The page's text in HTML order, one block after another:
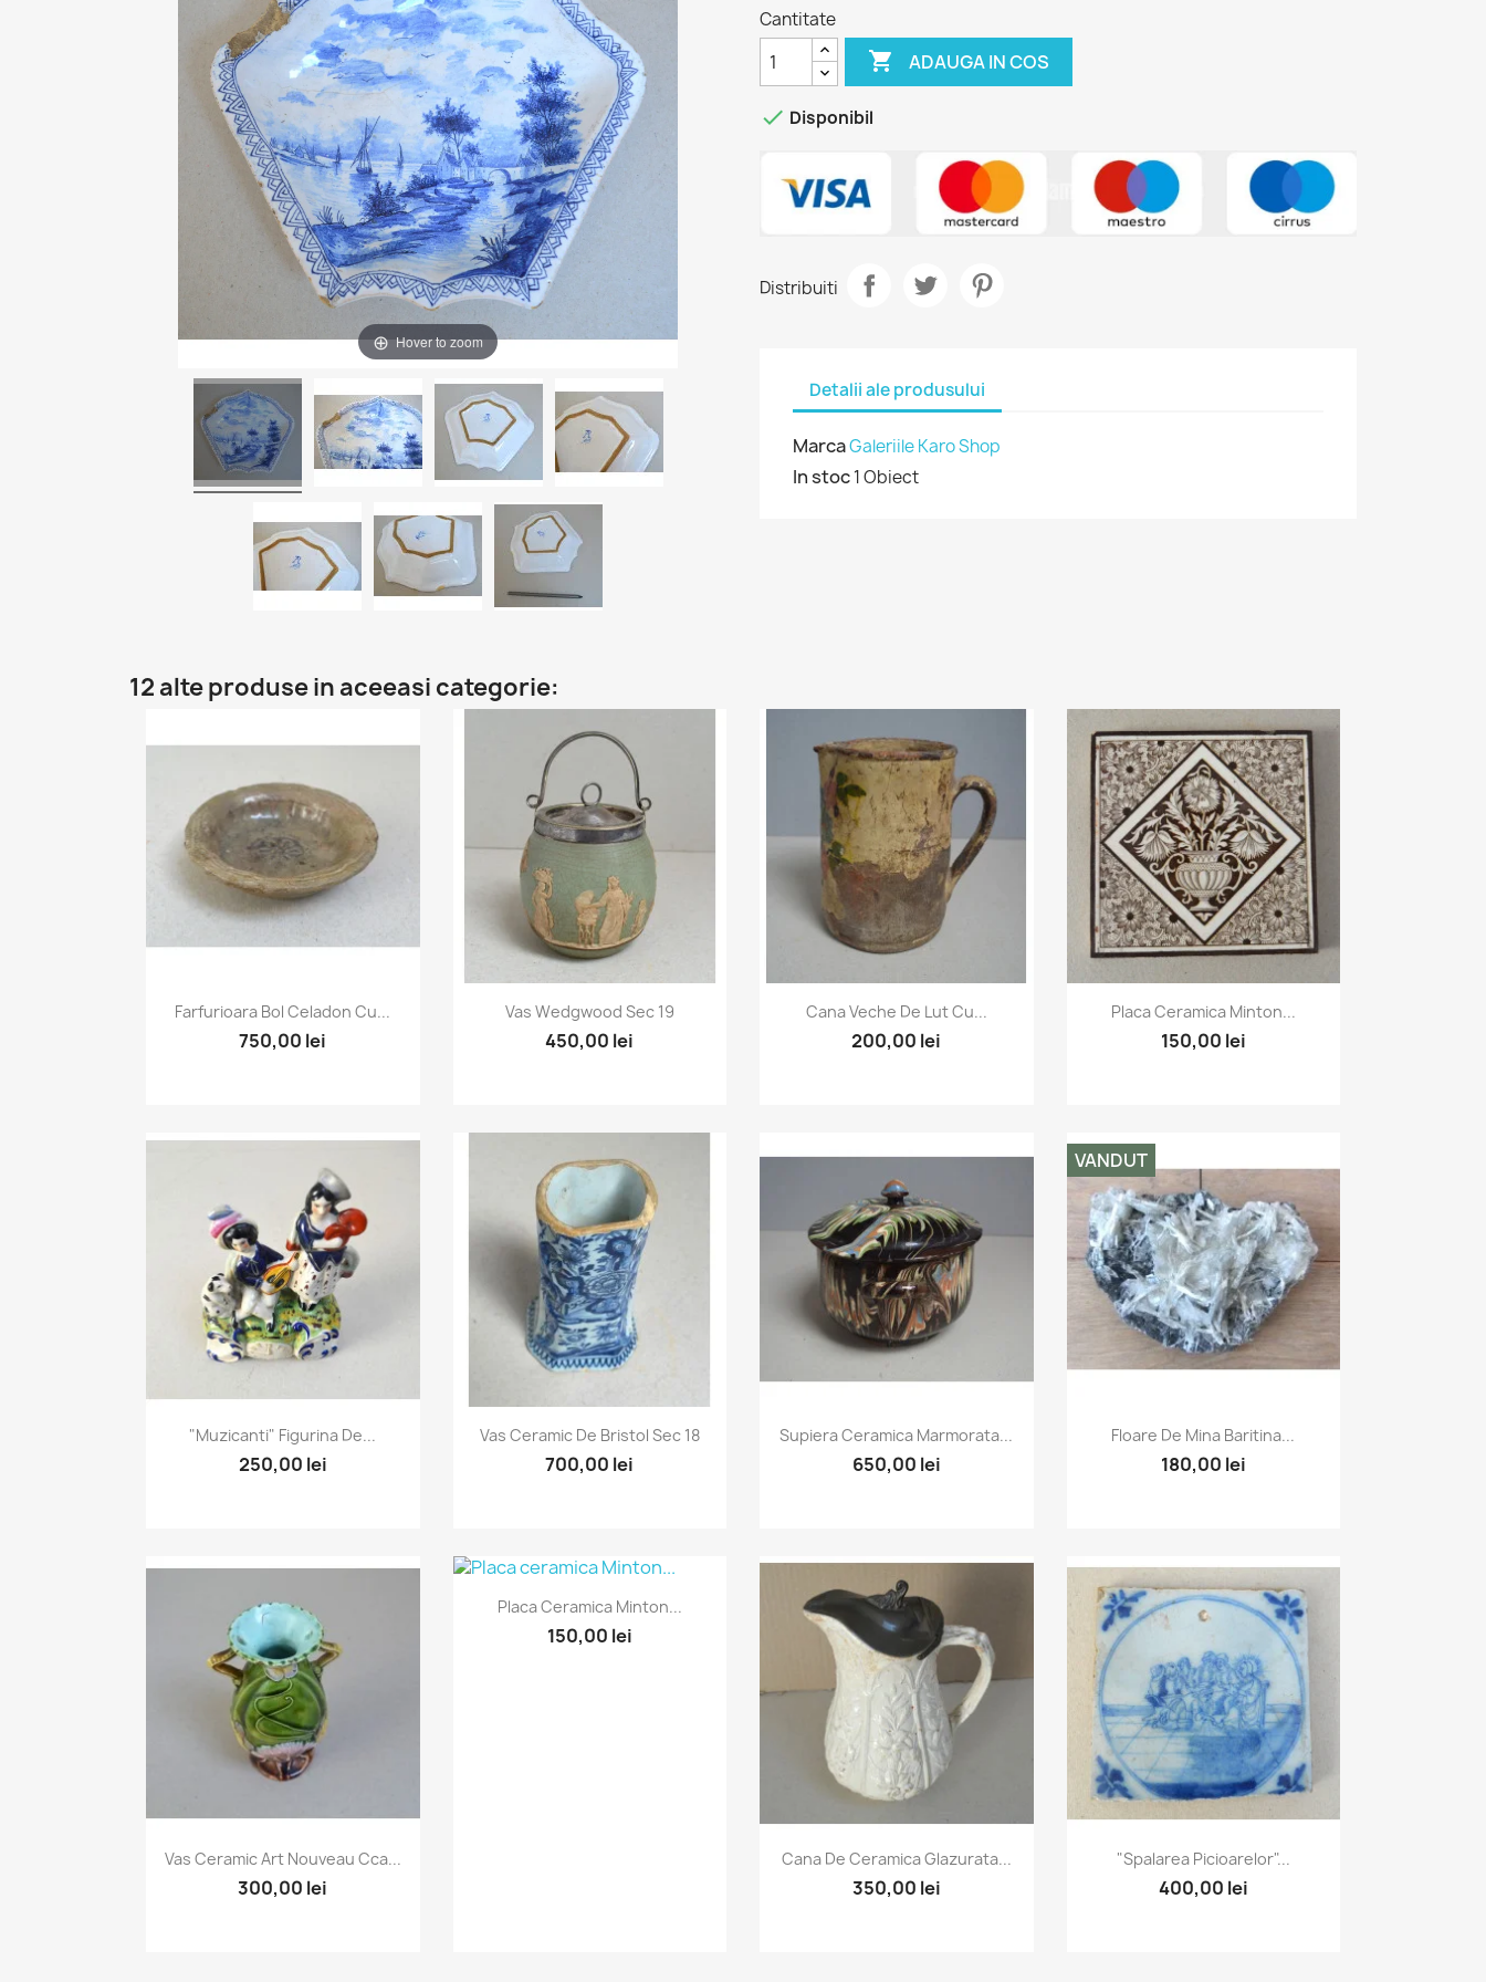
Hover to zoom
Cantitate
 ADAUGA IN COS
 Disponibil
Distribuiti
Detalii ale produsului
MarcaGaleriile Karo Shop
In stoc1 Obiect
12 alte produse in aceeasi categorie:
Vizualizare rapida
Farfurioara Bol Celadon Cu...
750,00 lei
Vizualizare rapida
Vas Wedgwood Sec 19
450,00 lei
Vizualizare rapida
Cana Veche De Lut Cu...
200,00 lei
Vizualizare rapida
Placa Ceramica Minton...
150,00 lei
Vizualizare rapida
"Muzicanti" Figurina De...
250,00 lei
Vizualizare rapida
Vas Ceramic De Bristol Sec 18
700,00 lei
Vizualizare rapida
Supiera Ceramica Marmorata...
650,00 lei
Vizualizare rapida
Floare De Mina Baritina...
180,00 lei
VANDUT
Vizualizare rapida
Vas Ceramic Art Nouveau Cca...
300,00 lei
Vizualizare rapida
Placa Ceramica Minton...
150,00 lei
Vizualizare rapida
Cana De Ceramica Glazurata...
350,00 lei
Vizualizare rapida
"Spalarea Picioarelor"...
400,00 lei